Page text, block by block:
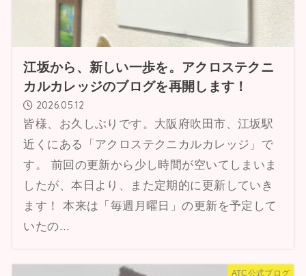
江坂から、新しい一歩を。アクロステクニ
カルカレッジのブログを再開します！
2026.05.12
皆様、お久しぶりです。大阪府吹田市、江坂駅
近くにある「アクロステクニカルカレッジ」で
す。 前回の更新から少し時間が空いてしまいま
したが、本日より、また定期的に更新していき
ます！ 本来は「毎週月曜日」の更新を予定して
いたの...
ATC公式ブログ